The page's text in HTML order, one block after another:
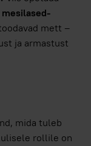
mett –
ja armastust
mida tuleb
rollile on